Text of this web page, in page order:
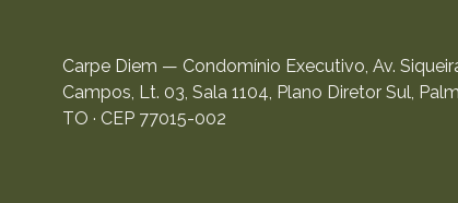
Carpe Diem — Condomínio Executivo, Av.
Campos, Lt. 03, Sala 1104, Plano Diretor Sul,
TO · CEP 77015-002